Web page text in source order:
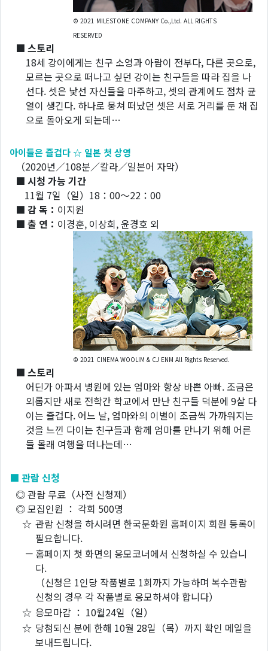
© 2021 MILESTONE COMPANY Co.,Ltd. ALL RIGHTS
RESERVED
■ 스토리
18세 강이에게는 친구 소영과 아람이 전부다, 다른 곳으로,
모르는 곳으로 떠나고 싶던 강이는 친구들을 따라 집을 나
선다. 셋은 낯선 자신들을 마주하고, 셋의 관계에도 점차 균
열이 생긴다. 하나로 뭉쳐 떠났던 셋은 서로 거리를 둔 채 집
으로 돌아오게 되는데…
아이들은 즐겁다 ☆ 일본 첫 상영
（2020년／108분／칼라／일본어 자막）
■ 시청 가능 기간
11월 7일（일）18：00～22：00
■ 감 독： 이지원
■ 출 연： 이경훈, 이상희, 윤경호 외
© 2021 CINEMA WOOLIM & CJ ENM All Rights Reserved.
■ 스토리
어딘가 아파서 병원에 있는 엄마와 항상 바쁜 아빠. 조금은
외롭지만 새로 전학간 학교에서 만난 친구들 덕분에 9살 다
이는 즐겁다. 어느 날, 엄마와의 이별이 조금씩 가까워지는
것을 느낀 다이는 친구들과 함께 엄마를 만나기 위해 어른
들 몰래 여행을 떠나는데…
■ 관람 신청
◎ 관람 무료（사전 신청제）
◎ 모집인원 ： 각회 500명
☆ 관람 신청을 하시려면 한국문화원 홈페이지 회원 등록이
필요합니다.
－ 홈페이지 첫 화면의 응모코너에서 신청하실 수 있습니
다.
（신청은 1인당 작품별로 1회까지 가능하며 복수관람
신청의 경우 각 작품별로 응모하셔야 합니다）
☆ 응모마감 ： 10월24일（일）
☆ 당첨되신 분에 한해 10월 28일（목）까지 확인 메일을
보내드립니다.